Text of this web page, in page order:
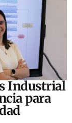
Industrial
para